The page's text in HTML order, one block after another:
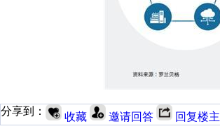
分享到： 收藏 邀请回答 回复楼主